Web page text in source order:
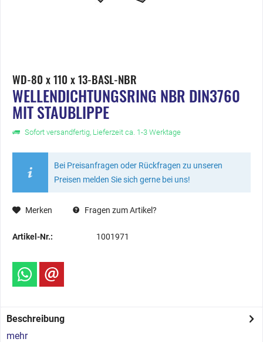
WD-80 x 110 x 13-BASL-NBR
WELLENDICHTUNGSRING NBR DIN3760
MIT STAUBLIPPE
Sofort versandfertig, Lieferzeit ca. 1-3 Werktage
Bei Preisanfragen oder Rückfragen zu unseren
Preisen melden Sie sich gerne bei uns!
Merken Fragen zum Artikel?
Artikel-Nr.: 1001971
Beschreibung
mehr